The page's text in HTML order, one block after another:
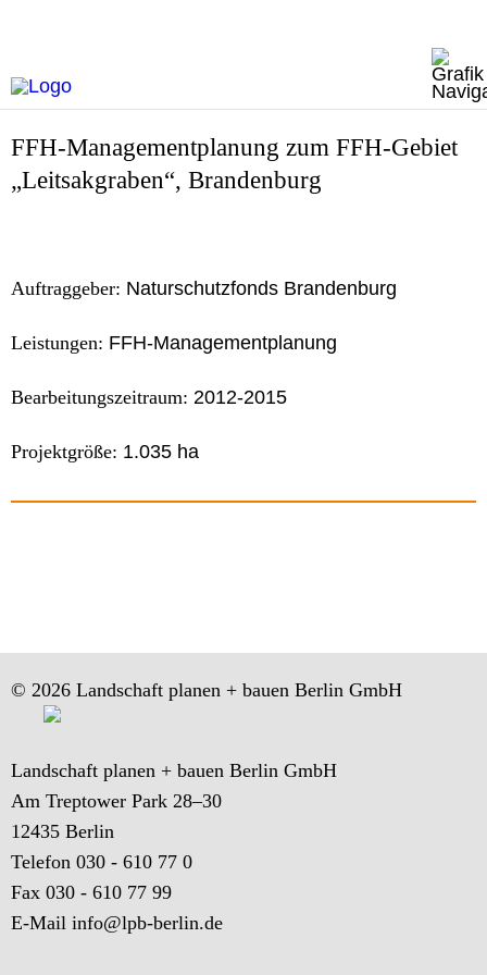
FFH-Managementplanung zum FFH-Gebiet
„Leitsakgraben“, Brandenburg
Auftraggeber: Naturschutzfonds Brandenburg
Leistungen: FFH-Managementplanung
Bearbeitungszeitraum: 2012-2015
Projektgröße: 1.035 ha
© 2026 Landschaft planen + bauen Berlin GmbH
Landschaft planen + bauen Berlin GmbH
Am Treptower Park 28–30
12435 Berlin
Telefon 030 - 610 77 0
Fax 030 - 610 77 99
E-Mail info@lpb-berlin.de